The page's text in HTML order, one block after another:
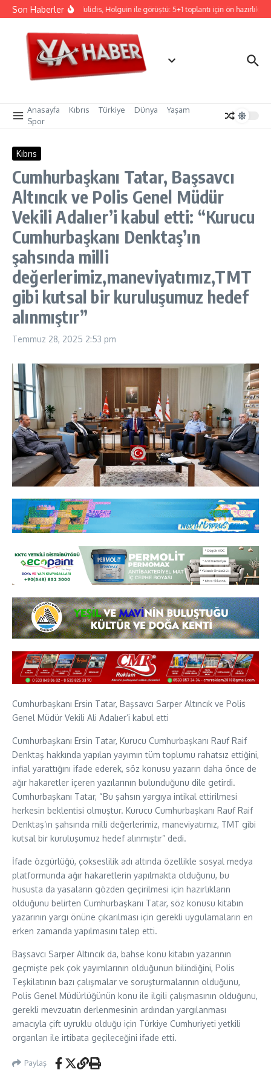
İçeriğe atla
Son HaberlerHristodulidis, Holguin ile görüştü: 5+1 toplantı için ön hazırlık
Anasayfa Kıbrıs Türkiye Dünya
Yaşam
Spor
Kıbrıs
Cumhurbaşkanı Tatar, Başsavcı
Altıncık ve Polis Genel Müdür
Vekili Adalıer’i kabul etti: “Kurucu
Cumhurbaşkanı Denktaş’ın
şahsında milli
değerlerimiz,maneviyatımız,TMT
gibi kutsal bir kuruluşumuz hedef
alınmıştır”
Temmuz 28, 2025 2:53 pm
Cumhurbaşkanı Ersin Tatar, Başsavcı Sarper Altıncık ve Polis
Genel Müdür Vekili Ali Adalıer’i kabul etti
Cumhurbaşkanı Ersin Tatar, Kurucu Cumhurbaşkanı Rauf Raif
Denktaş hakkında yapılan yayımın tüm toplumu rahatsız ettiğini,
infial yarattığını ifade ederek, söz konusu yazarın daha önce de
ağır hakaretler içeren yazılarının bulunduğunu dile getirdi.
Cumhurbaşkanı Tatar, “Bu şahsın yargıya intikal ettirilmesi
herkesin beklentisi olmuştur. Kurucu Cumhurbaşkanı Rauf Raif
Denktaş’ın şahsında milli değerlerimiz, maneviyatımız, TMT gibi
kutsal bir kuruluşumuz hedef alınmıştır” dedi.
İfade özgürlüğü, çokseslilik adı altında özellikle sosyal medya
platformunda ağır hakaretlerin yapılmakta olduğunu, bu
hususta da yasaların gözden geçirilmesi için hazırlıkların
olduğunu belirten Cumhurbaşkanı Tatar, söz konusu kitabın
yazarının yargı önüne çıkarılması için gerekli uygulamaların en
erken zamanda yapılmasını talep etti.
Başsavcı Sarper Altıncık da, bahse konu kitabın yazarının
geçmişte pek çok yayımlarının olduğunun bilindiğini, Polis
Teşkilatının bazı çalışmalar ve soruşturmalarının olduğunu,
Polis Genel Müdürlüğünün konu ile ilgili çalışmasının olduğunu,
gerekli mevzuatın derlenmesinin ardından yargılanması
amacıyla çift uyruklu olduğu için Türkiye Cumhuriyeti yetkili
organları ile irtibata geçileceğini ifade etti.
Paylaş